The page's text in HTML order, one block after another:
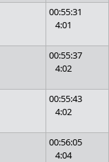
00:55:31
4:01
00:55:37
4:02
00:55:43
4:02
00:56:05
4:04